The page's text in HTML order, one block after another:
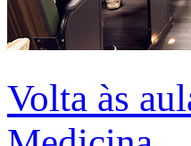
Volta às